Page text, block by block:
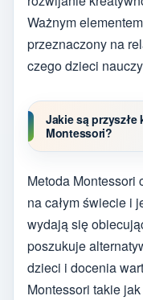
Ważnym
przeznaczony na
czego dzieci
Jakie są
Montessori?
Metoda Montessori
na całym świecie i
wydają się
poszukuje
dzieci i docenia
Montessori takie